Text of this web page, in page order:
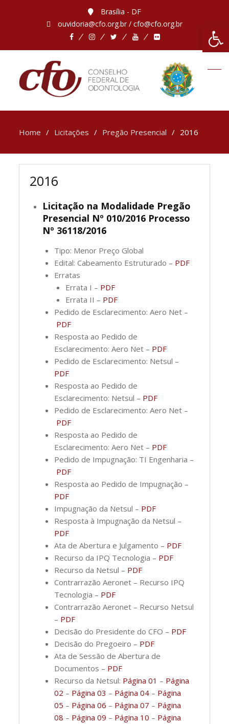
Brasília - DF
ouvidoria@cfo.org.br / cfo@cfo.org.br
Home Licitações Pregão Presencial 2016
2016
Licitação na Modalidade Pregão
Presencial Nº 010/2016 Processo
Nº 36118/2016
Tipo: Menor Preço Global
Edital: Cabeamento Estruturado – PDF
Erratas
Errata I – PDF
Errata II – PDF
Pedido de Esclarecimento: Aero Net –
PDF
Resposta ao Pedido de
Esclarecimento: Aero Net – PDF
Pedido de Esclarecimento: Netsul –
PDF
Resposta ao Pedido de
Esclarecimento: Netsul – PDF
Pedido de Esclarecimento: Aero Net –
PDF
Resposta ao Pedido de
Esclarecimento: Aero Net – PDF
Pedido de Impugnação: TI Engenharia –
PDF
Resposta ao Pedido de Impugnação –
PDF
Impugnação da Netsul – PDF
Resposta à Impugnação da Netsul –
PDF
Ata de Abertura e Julgamento – PDF
Recurso da IPQ Tecnologia – PDF
Recurso da Netsul – PDF
Contrarrazão Aeronet – Recurso IPQ
Tecnologia – PDF
Contrarrazão Aeronet – Recurso Netsul
– PDF
Decisão do Presidente do CFO – PDF
Decisão do Pregoeiro – PDF
Ata de Sessão de Abertura de
Documentos – PDF
Recurso da Netsul: Página 01 – Página
02 – Página 03 – Página 04– Página
05 – Página 06 – Página 07 – Página
08 – Página 09 – Página 10 – Página